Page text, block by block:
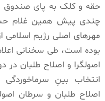
حقه و کلک به پای صندوق
چندی پیش همین غلام
مهرهای اصلی رژیم اسلامی
بوده است، طی سخنانی
اصولگرا و اصلاح طلبان در
انتخاب بینِ
اصلاح طلبان و سرطان